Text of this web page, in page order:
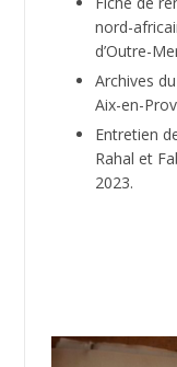
nord-
d’Outre-
Archives
Aix-en-
Entretien
Rahal et
2023.